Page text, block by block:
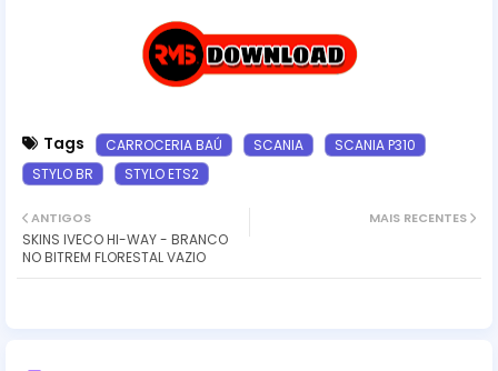
Tags CARROCERIA BAÚ SCANIA
SCANIA P310
STYLO BR
STYLO ETS2
MAIS RECENTES
ANTIGOS
SKINS IVECO HI-WAY - BRANCO
NO BITREM FLORESTAL VAZIO